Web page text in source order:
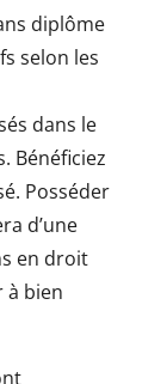
diplôme
selon les
dans le
Bénéficiez
Posséder
d’une
en droit
à bien